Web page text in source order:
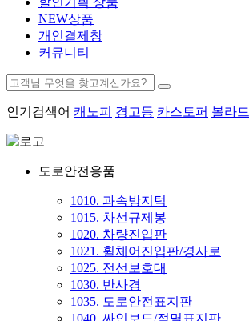
NEW상품
개인결제창
커뮤니티
인기검색어 캐노피 경고등 카스토퍼 볼라드
도로안전용품
1010. 과속방지턱
1015. 차선규제봉
1020. 차량진입판
1021. 휠체어진입판/경사로
1025. 전선보호대
1030. 반사경
1035. 도로안전표지판
1040. 싸인보드/점멸표지판